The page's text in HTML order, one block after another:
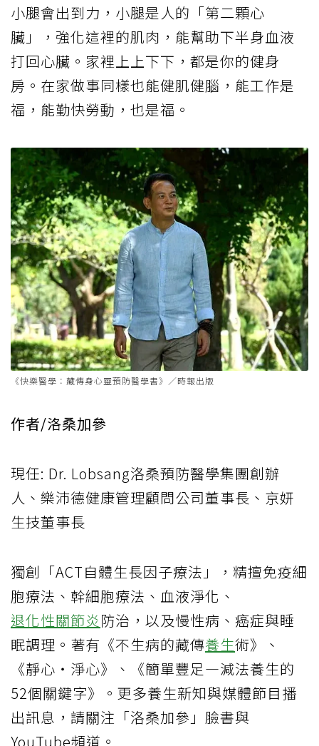
小腿會出到力，小腿是人的「第二顆心
臟」，強化這裡的肌肉，能幫助下半身血液
打回心臟。家裡上上下下，都是你的健身
房。在家做事同樣也能健肌健腦，能工作是
福，能勤快勞動，也是福。
《快樂醫學：藏傳身心靈預防醫學書》／時報出版
作者/洛桑加參
現任: Dr. Lobsang洛桑預防醫學集團創辦
人、樂沛德健康管理顧問公司董事長、京妍
生技董事長
獨創「ACT自體生長因子療法」，精擅免疫細
胞療法、幹細胞療法、血液淨化、
退化性關節炎防治，以及慢性病、癌症與睡
眠調理。著有《不生病的藏傳養生術》、
《靜心・淨心》、《簡單豐足—減法養生的
52個關鍵字》。更多養生新知與媒體節目播
出訊息，請關注「洛桑加參」臉書與
YouTube頻道。